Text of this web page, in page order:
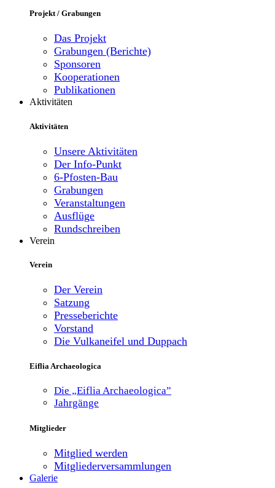
Projekt / Grabungen
Das Projekt
Grabungen (Berichte)
Sponsoren
Kooperationen
Publikationen
Aktivitäten
Aktivitäten
Unsere Aktivitäten
Der Info-Punkt
6-Pfosten-Bau
Grabungen
Veranstaltungen
Ausflüge
Rundschreiben
Verein
Verein
Der Verein
Satzung
Presseberichte
Vorstand
Die Vulkaneifel und Duppach
Eiflia Archaeologica
Die „Eiflia Archaeologica”
Jahrgänge
Mitglieder
Mitglied werden
Mitgliederversammlungen
Galerie